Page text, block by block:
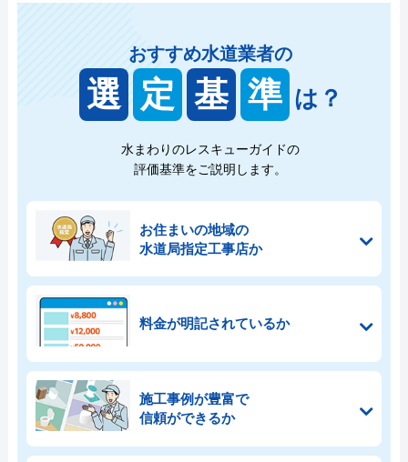
おすすめ水道業者の
選 定 基 準 は？
水まわりのレスキューガイドの
評価基準をご説明します。
お住まいの地域の
水道局指定工事店か
料金が明記されているか
施工事例が豊富で
信頼ができるか